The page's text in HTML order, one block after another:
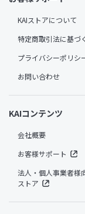
KAIストアについて
特定商取引法に基づ
プライバシーポリシ
お問い合わせ
KAIコンテンツ
会社概要
お客様サポート
法人・個人事業者様
ストア